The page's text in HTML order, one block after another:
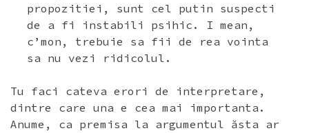
propozitiei, sunt cel putin suspecti
de a fi instabili psihic. I mean,
c’mon, trebuie sa fii de rea vointa
sa nu vezi ridicolul.
Tu faci cateva erori de interpretare,
dintre care una e cea mai importanta.
Anume, ca premisa la argumentul ăsta ar